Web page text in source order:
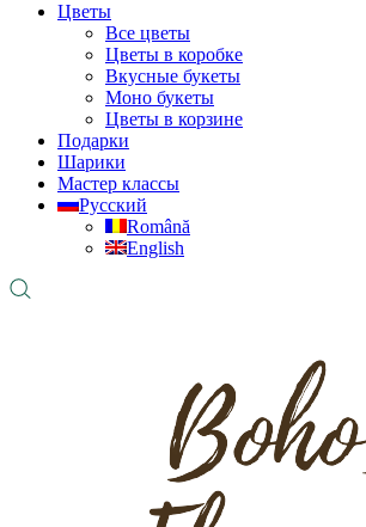
Цветы
Все цветы
Цветы в коробке
Вкусные букеты
Моно букеты
Цветы в корзине
Подарки
Шарики
Мастер классы
Русский
Română
English